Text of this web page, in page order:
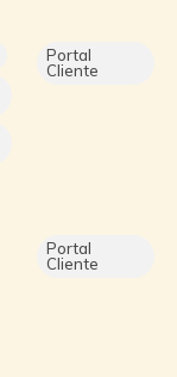
Portal
Cliente
Portal
Cliente